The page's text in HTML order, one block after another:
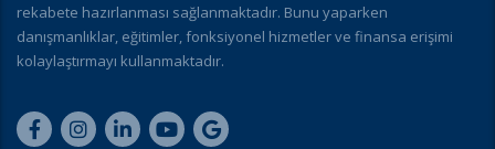
rekabete hazırlanması sağlanmaktadır. Bunu yaparken
danışmanlıklar, eğitimler, fonksiyonel hizmetler ve finansa erişimi
kolaylaştırmayı kullanmaktadır.